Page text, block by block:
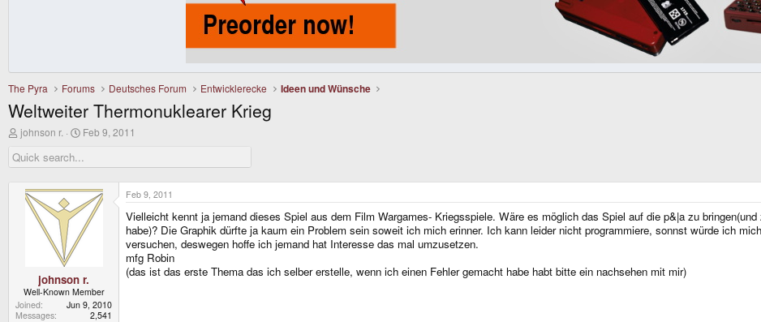
The Pyra Forums Deutsches Forum Entwicklerecke Ideen und Wünsche
Weltweiter Thermonuklearer Krieg
T
h
r
e
johnson r.
S
r
d
a
e
Feb 9, 2011
johnson r.
Well-Known Member
Joined
Jun 9, 2010
Messages
2,541
Feb 9, 2011
Vielleicht kennt ja jemand dieses Spiel aus dem Film Wargames- Kriegsspiele. Wäre es möglich das Spiel auf die p&|a zu
habe)? Die Graphik dürfte ja kaum ein Problem sein soweit ich mich erinner. Ich kann leider nicht programmiere, sonnst würde ich
versuchen, deswegen hoffe ich jemand hat Interesse das mal umzusetzen.
mfg Robin
(das ist das erste Thema das ich selber erstelle, wenn ich einen Fehler gemacht habe habt bitte ein nachsehen mit mir)